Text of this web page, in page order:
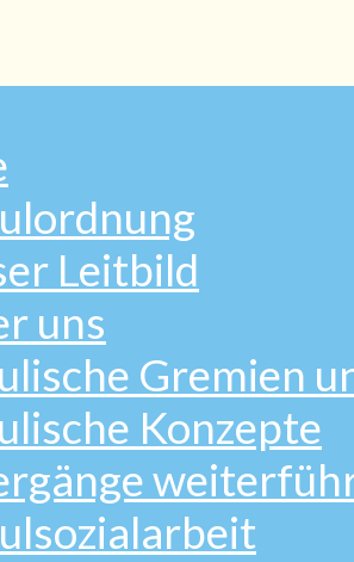
Leitbild
uns
Gremien
Konzepte